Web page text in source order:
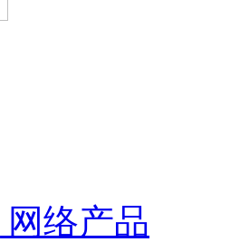
络产品